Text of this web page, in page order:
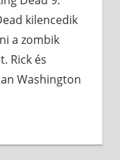
kilencedik
a zombik
Rick és
Washington